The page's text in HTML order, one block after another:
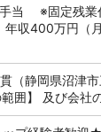
手当 ※固定残業
年収400万円
（静岡県沼津
囲】 及び会社